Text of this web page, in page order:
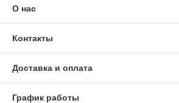
О нас
Контакты
Доставка и оплата
График работы